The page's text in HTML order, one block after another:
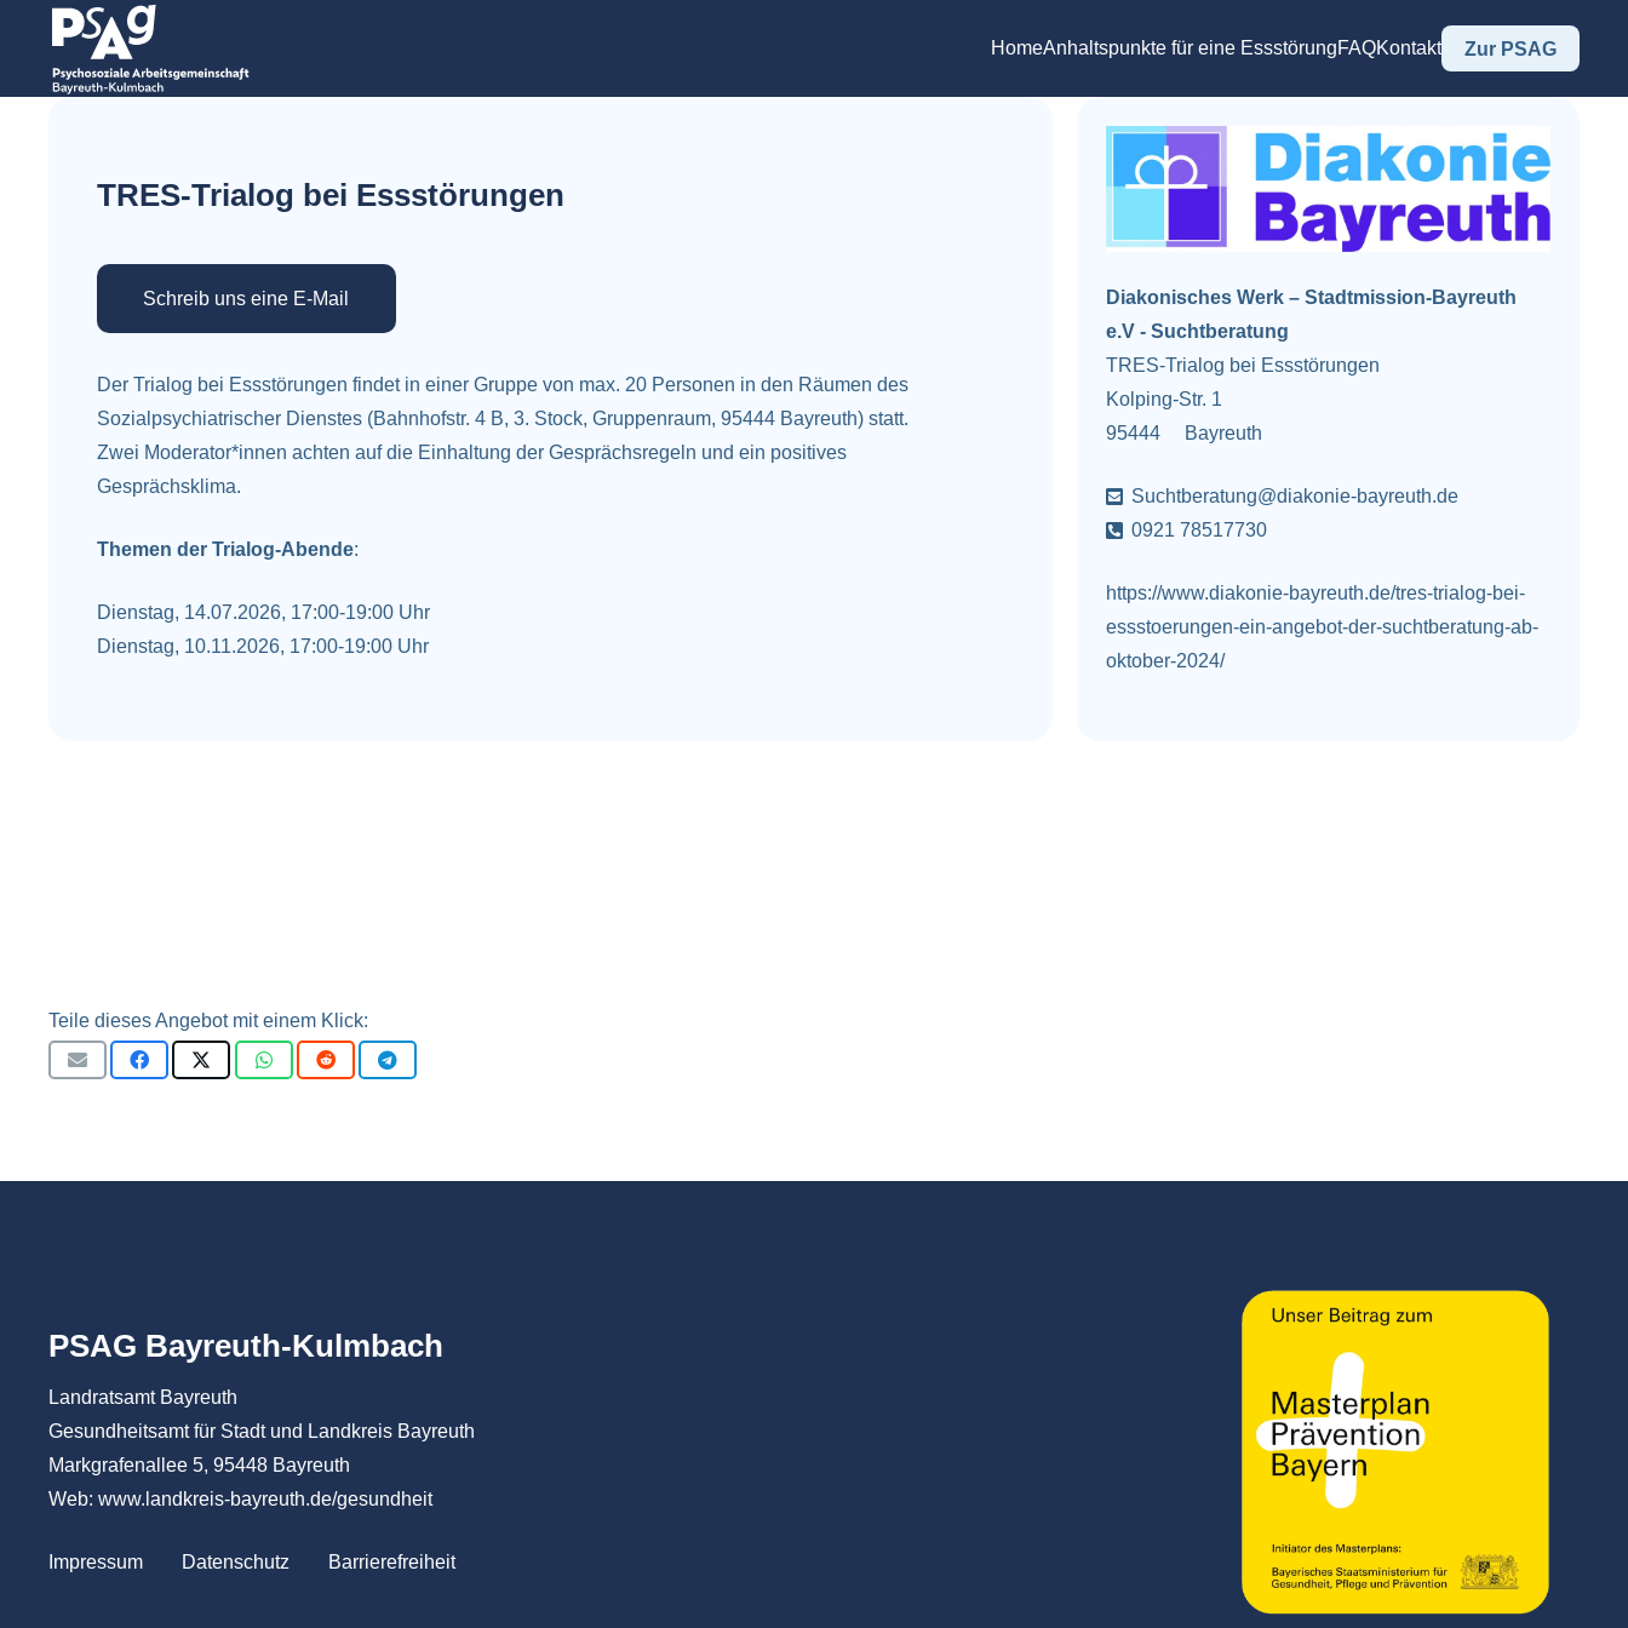
HomeAnhaltspunkte für eine EssstörungFAQKontakt Zur PSAG
TRES-Trialog bei Essstörungen
Schreib uns eine E-Mail
Der Trialog bei Essstörungen findet in einer Gruppe von max. 20 Personen in den Räumen des
Sozialpsychiatrischer Dienstes (Bahnhofstr. 4 B, 3. Stock, Gruppenraum, 95444 Bayreuth) statt.
Zwei Moderator*innen achten auf die Einhaltung der Gesprächsregeln und ein positives
Gesprächsklima.
Themen der Trialog-Abende:
Dienstag, 14.07.2026, 17:00-19:00 Uhr
Dienstag, 10.11.2026, 17:00-19:00 Uhr
Diakonisches Werk – Stadtmission-Bayreuth
e.V - Suchtberatung
TRES-Trialog bei Essstörungen
Kolping-Str. 1
95444
Bayreuth
Suchtberatung@diakonie-bayreuth.de
0921 78517730
https://www.diakonie-bayreuth.de/tres-trialog-bei-
essstoerungen-ein-angebot-der-suchtberatung-ab-
oktober-2024/
Teile dieses Angebot mit einem Klick:
PSAG Bayreuth-Kulmbach
Landratsamt Bayreuth
Gesundheitsamt für Stadt und Landkreis Bayreuth
Markgrafenallee 5, 95448 Bayreuth
Web: www.landkreis-bayreuth.de/gesundheit
Impressum Datenschutz Barrierefreiheit